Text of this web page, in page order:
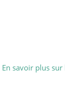
En savoir plus